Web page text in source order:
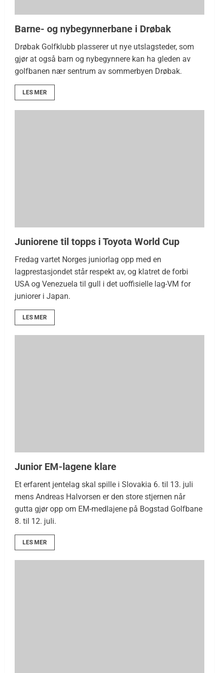
Barne- og nybegynnerbane i Drøbak
Drøbak Golfklubb plasserer ut nye utslagsteder, som
gjør at også barn og nybegynnere kan ha gleden av
golfbanen nær sentrum av sommerbyen Drøbak.
LES MER
Juniorene til topps i Toyota World Cup
Fredag vartet Norges juniorlag opp med en
lagprestasjondet står respekt av, og klatret de forbi
USA og Venezuela til gull i det uoffisielle lag-VM for
juniorer i Japan.
LES MER
Junior EM-lagene klare
Et erfarent jentelag skal spille i Slovakia 6. til 13. juli
mens Andreas Halvorsen er den store stjernen når
gutta gjør opp om EM-medlajene på Bogstad Golfbane
8. til 12. juli.
LES MER